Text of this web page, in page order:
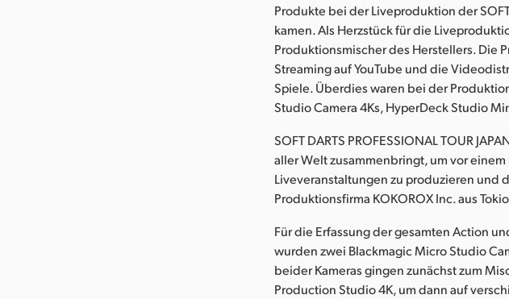
Produkte bei der Liveproduktion der SOFT
kamen. Als Herzstück für die
Produktionsmischer des Herstellers. Die
Streaming auf YouTube und die
Spiele. Überdies waren bei der
Studio Camera 4Ks, HyperDeck Studio
SOFT DARTS PROFESSIONAL TOUR
aller Welt zusammenbringt, um vor
Liveveranstaltungen zu produzieren und
Produktionsfirma KOKOROX Inc. aus
Für die Erfassung der gesamten Action
wurden zwei Blackmagic Micro Studio
beider Kameras gingen zunächst zum
Production Studio 4K, um dann auf